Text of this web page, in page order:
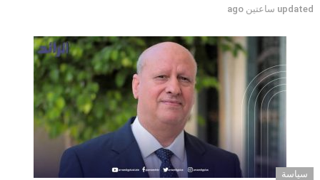
updated ساعتين ago
سياسة